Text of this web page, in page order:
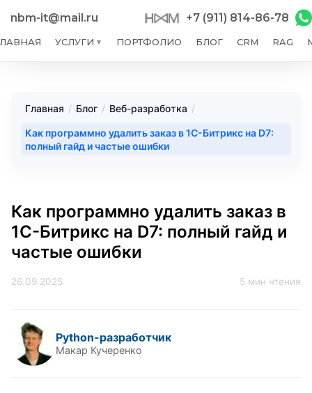
nbm-it@mail.ru +7 (911) 814-86-78
УСЛУГИ ▼ ПОРТФОЛИО БЛОГ CRM RAG
Главная / Блог / Веб-разработка /
Как программно удалить заказ в 1С-Битрикс на D7:
полный гайд и частые ошибки
Как программно удалить заказ в
1С-Битрикс на D7: полный гайд и
частые ошибки
26.09.2025 5 мин чтения
Python-разработчик
Макар Кучеренко